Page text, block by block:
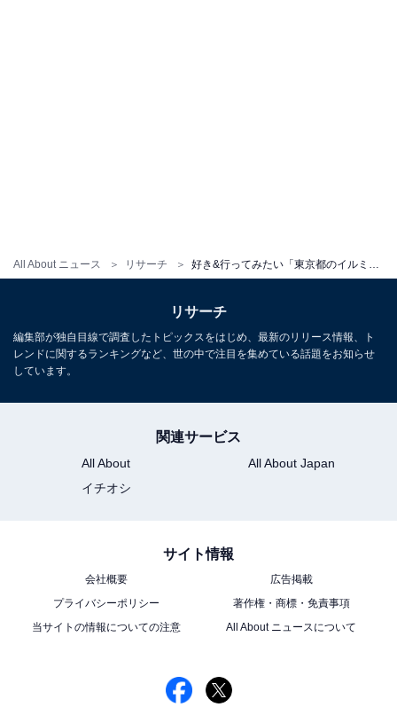
All About ニュース リサーチ 好き&行ってみたい「東京都のイルミネーション」ランキング！ 2位「明治安田ヴィレッジ丸の内 2025 Christmas Tree」、1位は？
リサーチ
編集部が独自目線で調査したトピックスをはじめ、最新のリリース情報、ト
レンドに関するランキングなど、世の中で注目を集めている話題をお知らせ
しています。
関連サービス
All About
All About Japan
イチオシ
サイト情報
会社概要
広告掲載
プライバシーポリシー
著作権・商標・免責事項
当サイトの情報についての注意
All About ニュースについて